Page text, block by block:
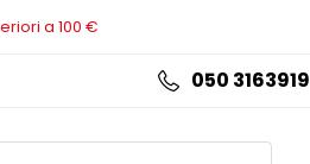
a 100 €
050 3163919